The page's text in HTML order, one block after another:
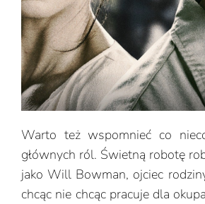
Warto też wspomnieć co
głównych ról. Świetną robotę
jako Will Bowman, ojciec
chcąc nie chcąc pracuje dla